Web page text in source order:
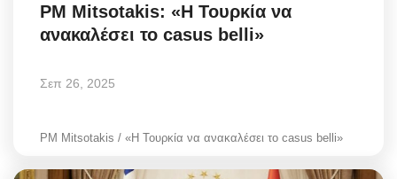
PM Mitsotakis: «Η Τουρκία να
ανακαλέσει το casus belli»
Σεπ 26, 2025
PM Mitsotakis / «Η Τουρκία να ανακαλέσει το casus belli»